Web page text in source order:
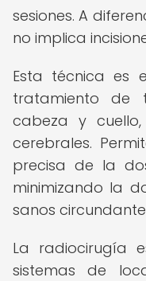
sesiones. A
no implica
Esta técnica es
tratamiento de
cabeza y
cerebrales.
precisa de la
minimizando la
sanos
La radiocirugía
sistemas de